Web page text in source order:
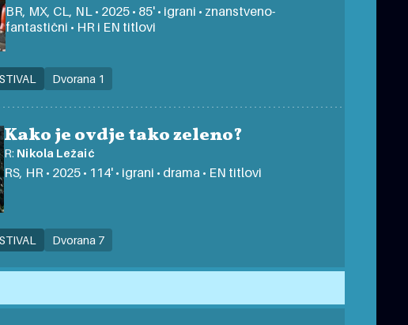
BR, MX, CL, NL • 2025 • 85' • igrani • znanstveno-
fantastični • HR i EN titlovi
Dvorana 1
Kako je ovdje tako zeleno?
R: Nikola Ležaić
RS, HR • 2025 • 114' • igrani • drama • EN titlovi
Dvorana 7